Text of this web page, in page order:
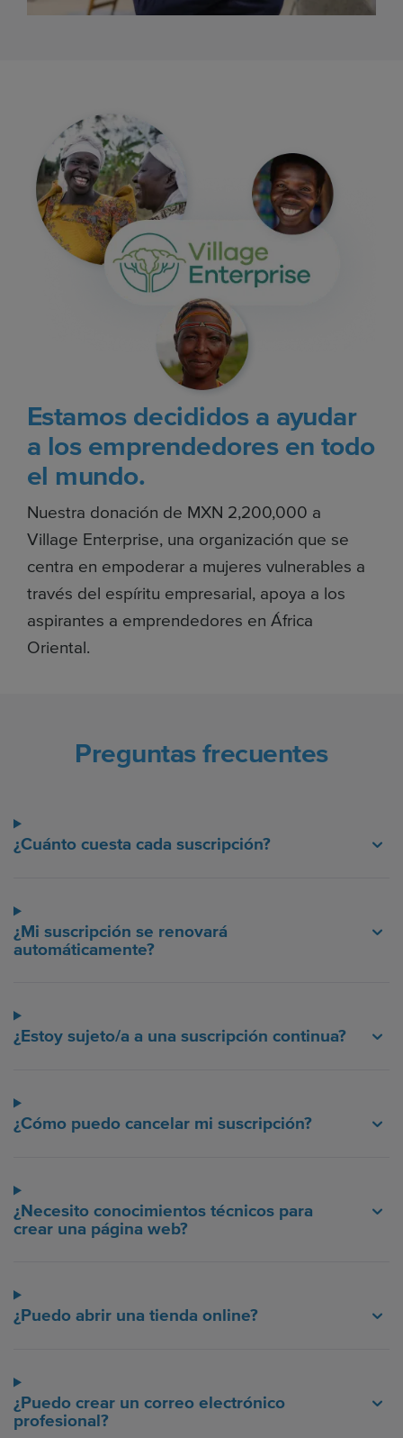
Estamos decididos a ayudar
a los emprendedores en todo
el mundo.
Nuestra donación de MXN 2,200,000 a
Village Enterprise, una organización que se
centra en empoderar a mujeres vulnerables a
través del espíritu empresarial, apoya a los
aspirantes a emprendedores en África
Oriental.
Preguntas frecuentes
¿Cuánto cuesta cada suscripción?
¿Mi suscripción se renovará
automáticamente?
¿Estoy sujeto/a a una suscripción continua?
¿Cómo puedo cancelar mi suscripción?
¿Necesito conocimientos técnicos para
crear una página web?
¿Puedo abrir una tienda online?
¿Puedo crear un correo electrónico
profesional?